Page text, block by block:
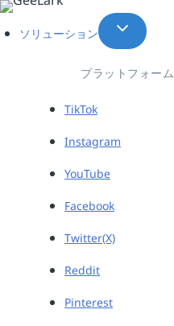
内
容
ソリューション
プラットフォーム
TikTok
Instagram
YouTube
Facebook
Twitter(X)
Reddit
Pinterest